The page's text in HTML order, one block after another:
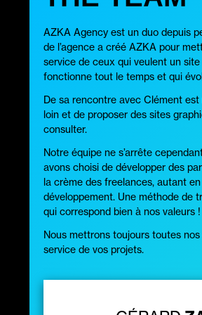
AZKA Agency est un duo depuis
de l’agence a créé AZKA pour
service de ceux qui veulent un
fonctionne tout le temps et qui
De sa rencontre avec Clément est
loin et de proposer des sites
consulter.
Notre équipe ne s’arrête
avons choisi de développer des
la crème des freelances, autant en
développement. Une méthode de
qui correspond bien à nos valeurs !
Nous mettrons toujours toutes
service de vos projets.